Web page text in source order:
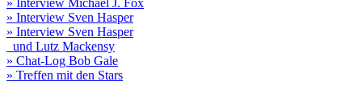
» Interview Michael J. Fox
» Interview Sven Hasper
» Interview Sven Hasper
und Lutz Mackensy
» Chat-Log Bob Gale
» Treffen mit den Stars